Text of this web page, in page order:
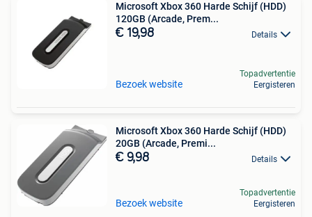
Microsoft Xbox 360 Harde Schijf (HDD)
120GB (Arcade, Prem...
€ 19,98 Details
Bezoek website
Topadvertentie
Eergisteren
Microsoft Xbox 360 Harde Schijf (HDD)
20GB (Arcade, Premi...
€ 9,98 Details
Bezoek website
Topadvertentie
Eergisteren